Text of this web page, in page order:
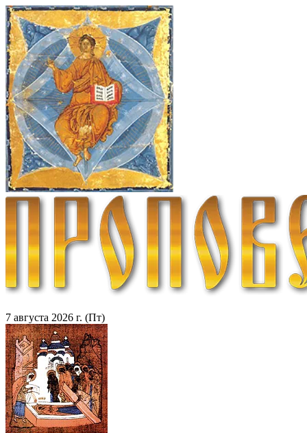
7 августа 2026 г. (Пт)